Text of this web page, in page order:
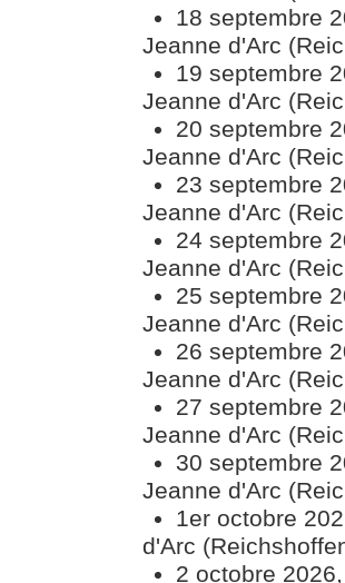
18 septembre
Jeanne d'Arc
19 septembre
Jeanne d'Arc
20 septembre
Jeanne d'Arc
23 septembre
Jeanne d'Arc
24 septembre
Jeanne d'Arc
25 septembre
Jeanne d'Arc
26 septembre
Jeanne d'Arc
27 septembre
Jeanne d'Arc
30 septembre
Jeanne d'Arc
1er octobre
d'Arc
2 octobre